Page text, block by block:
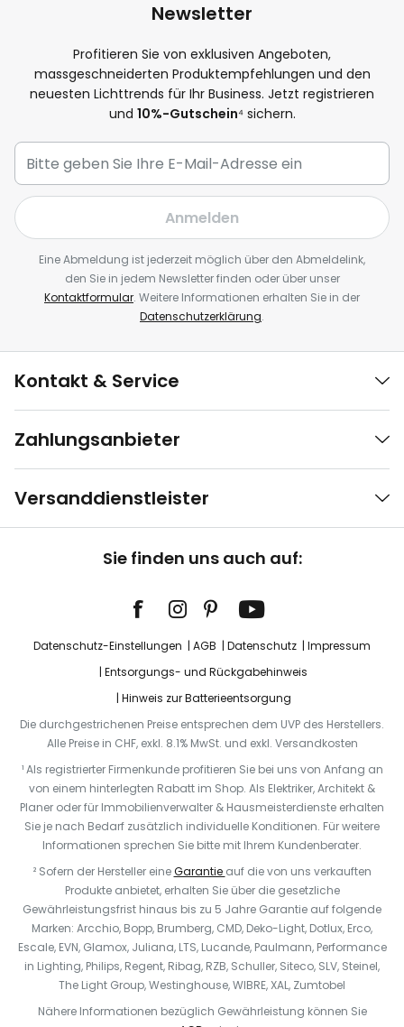
Newsletter
Profitieren Sie von exklusiven Angeboten,
massgeschneiderten Produktempfehlungen und den
neuesten Lichttrends für Ihr Business. Jetzt registrieren
und 10%-Gutschein⁴ sichern.
Anmelden
Eine Abmeldung ist jederzeit möglich über den Abmeldelink,
den Sie in jedem Newsletter finden oder über unser
Kontaktformular. Weitere Informationen erhalten Sie in der
Datenschutzerklärung.
Kontakt & Service
Zahlungsanbieter
Versanddienstleister
Sie finden uns auch auf:
Datenschutz-Einstellungen AGB Datenschutz
Impressum
Entsorgungs- und Rückgabehinweis
Hinweis zur Batterieentsorgung
Die durchgestrichenen Preise entsprechen dem UVP des Herstellers.
Alle Preise in CHF, exkl. 8.1% MwSt. und exkl. Versandkosten
¹ Als registrierter Firmenkunde profitieren Sie bei uns von Anfang an
von einem hinterlegten Rabatt im Shop. Als Elektriker, Architekt &
Planer oder für Immobilienverwalter & Hausmeisterdienste erhalten
Sie je nach Bedarf zusätzlich individuelle Konditionen. Für weitere
Informationen sprechen Sie bitte mit Ihrem Kundenberater.
² Sofern der Hersteller eineGarantie auf die von uns verkauften
Produkte anbietet, erhalten Sie über die gesetzliche
Gewährleistungsfrist hinaus bis zu 5 Jahre Garantie auf folgende
Marken: Arcchio, Bopp, Brumberg, CMD, Deko-Light, Dotlux, Erco,
Escale, EVN, Glamox, Juliana, LTS, Lucande, Paulmann, Performance
in Lighting, Philips, Regent, Ribag, RZB, Schuller, Siteco, SLV, Steinel,
The Light Group, Westinghouse, WIBRE, XAL, Zumtobel
Nähere Informationen bezüglich Gewährleistung können Sie